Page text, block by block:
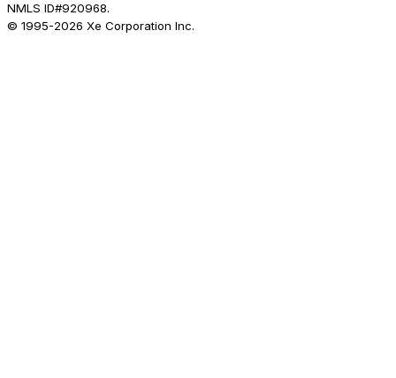
NMLS ID#920968.
© 1995-2026 Xe Corporation Inc.